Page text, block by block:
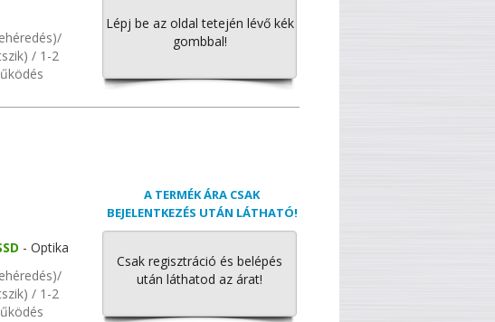
/ 1-2
Lépj be az oldal tetején lévő kék
gombbal!
- Optika
/ 1-2
A TERMÉK ÁRA CSAK
BEJELENTKEZÉS UTÁN LÁTHATÓ!
Csak regisztráció és belépés
után láthatod az árat!